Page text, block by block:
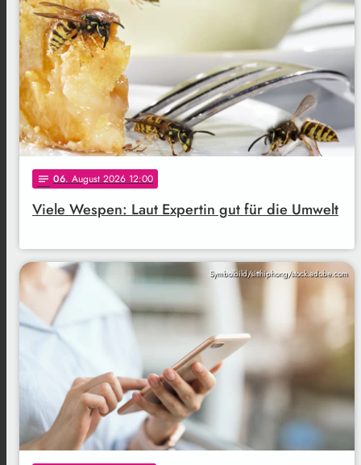
notes 06. August 2026 12:00
Viele Wespen: Laut Expertin gut für die Umwelt
Symbolbild/sitthiphong/stock.adobe.com